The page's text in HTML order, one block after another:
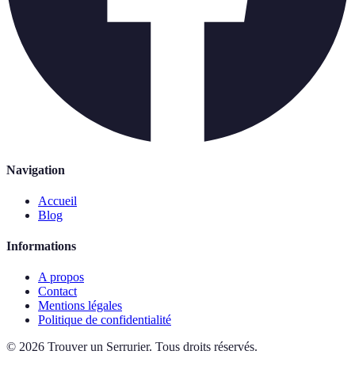
Navigation
Accueil
Blog
Informations
A propos
Contact
Mentions légales
Politique de confidentialité
© 2026 Trouver un Serrurier. Tous droits réservés.